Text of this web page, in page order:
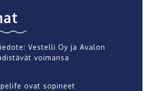
Vestelli Oy ja Avalon
voimansa
ovat sopineet